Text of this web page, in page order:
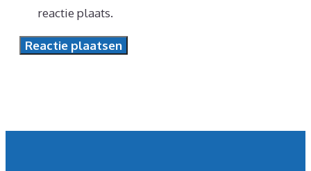
reactie plaats.